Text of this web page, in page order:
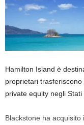
Hamilton Island è
proprietari
private equity negli Stati
Blackstone ha acquisito